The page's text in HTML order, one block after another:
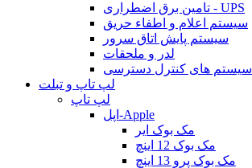
تامین برق اضطراری - UPS
سیستم اعلام و اطفاء حریق
سیستم پایش اتاق سرور
لدر و ملحقات
سیستم های کنترل دسترسی
لپ تاپ و تبلت
لپ تاپ
اپل-Apple
مک بوک ایر
مک بوک 12 اینچ
مک بوک پرو 13 اینچ